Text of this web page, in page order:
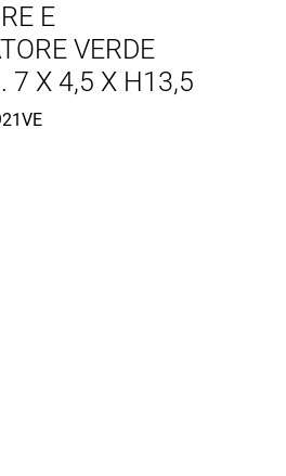
E
VERDE
7 X 4,5 X H13,5